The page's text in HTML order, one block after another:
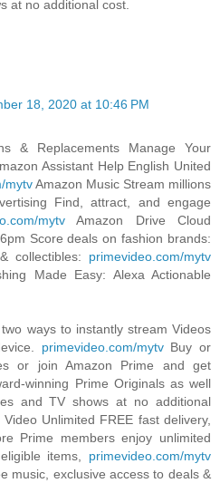
at no additional cost.
18, 2020 at 10:46 PM
& Replacements Manage Your
Assistant Help English United
mytvAmazon Music Stream millions
Find, attract, and engage
mytvAmazon Drive Cloud
Score deals on fashion brands:
collectibles: primevideo.com/mytv
Made Easy: Alexa Actionable
ways to instantly stream Videos
primevideo.com/mytvBuy or
or join Amazon Prime and get
winning Prime Originals as well
and TV shows at no additional
Unlimited FREE fast delivery,
Prime members enjoy unlimited
items, primevideo.com/mytv
music, exclusive access to deals &